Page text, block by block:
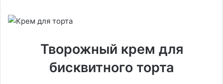
Творожный крем для
бисквитного торта